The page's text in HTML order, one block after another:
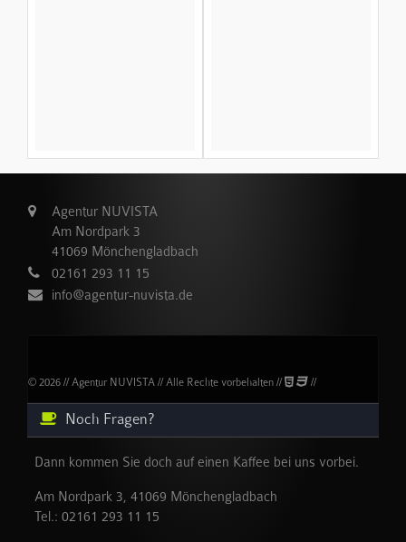
Agentur NUVISTA
Am Nordpark 3
41069 Mönchengladbach
02161 293 11 15
info@agentur-nuvista.de
© 2026 // Agentur NUVISTA // Alle Rechte vorbehalten // //
Noch Fragen?
Dann kommen Sie doch auf einen Kaffee bei uns vorbei.
Am Nordpark 3, 41069 Mönchengladbach
Tel.: 02161 293 11 15